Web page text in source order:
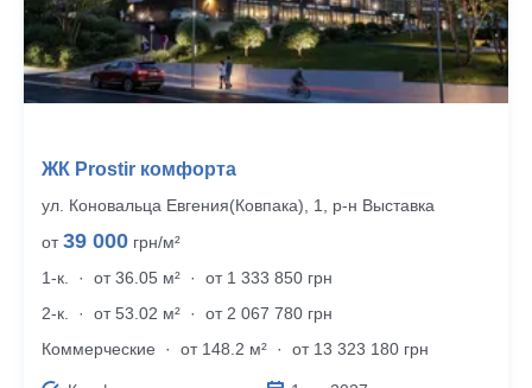
ЖК Prostir комфорта
ул. Коновальца Евгения(Ковпака), 1, р‑н Выставка
от39 000 грн/м²
1-к.
· от 36.05 м² ·
от 1 333 850 грн
2-к.
· от 53.02 м² ·
от 2 067 780 грн
Коммерческие
· от 148.2 м² · от 13 323 180 грн